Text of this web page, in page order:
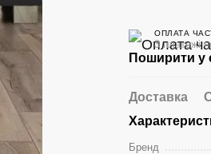
ОПЛАТА
3 платежі
Поширити у
Доставка
Бренд